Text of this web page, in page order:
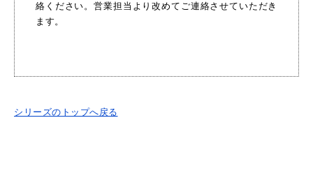
絡ください。営業担当より改めてご連絡させていただき
ます。
シリーズのトップへ戻る